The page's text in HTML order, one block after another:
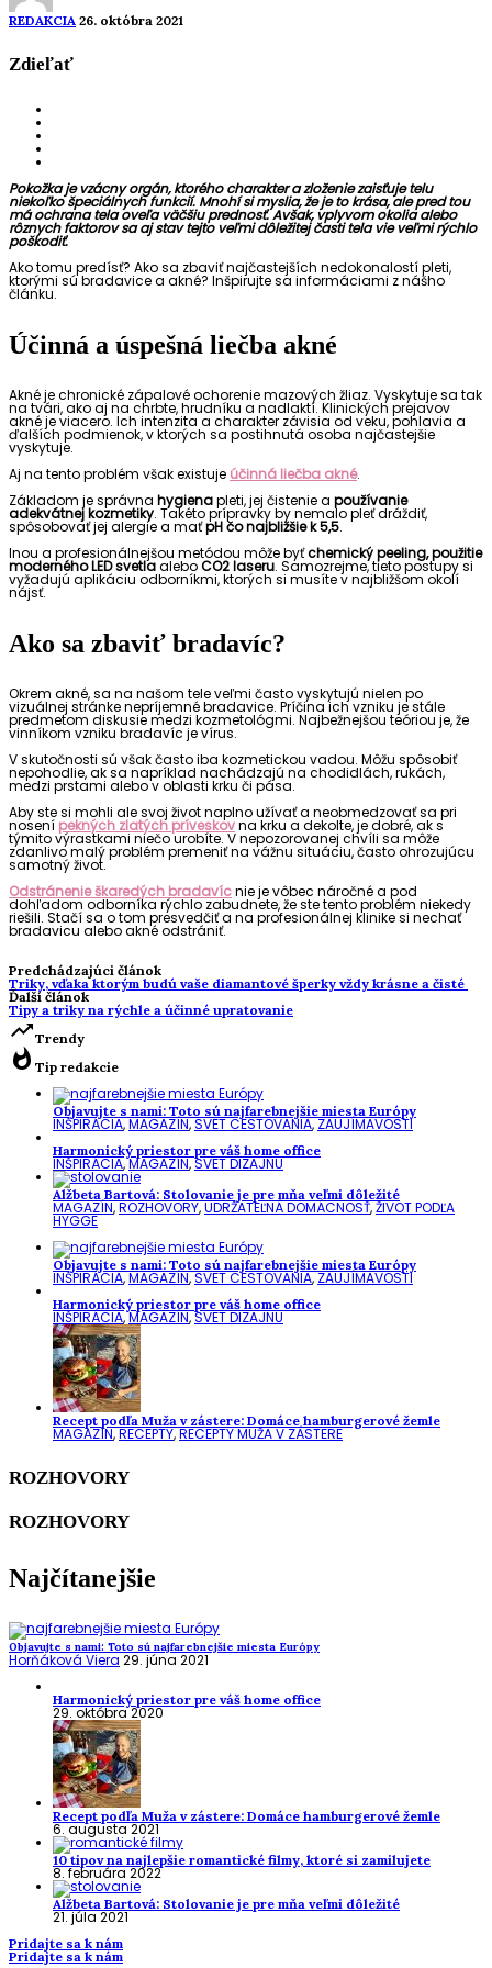
REDAKCIA 26. októbra 2021
Zdieľať
Pokožka je vzácny orgán, ktorého charakter a zloženie zaisťuje telu
niekoľko špeciálnych funkcií. Mnohí si myslia, že je to krása, ale pred tou
má ochrana tela oveľa väčšiu prednosť. Avšak, vplyvom okolia alebo
rôznych faktorov sa aj stav tejto veľmi dôležitej časti tela vie veľmi rýchlo
poškodiť.
Ako tomu predísť? Ako sa zbaviť najčastejších nedokonalostí pleti,
ktorými sú bradavice a akné? Inšpirujte sa informáciami z nášho
článku.
Účinná a úspešná liečba akné
Akné je chronické zápalové ochorenie mazových žliaz. Vyskytuje sa tak
na tvári, ako aj na chrbte, hrudníku a nadlaktí. Klinických prejavov
akné je viacero. Ich intenzita a charakter závisia od veku, pohlavia a
ďalších podmienok, v ktorých sa postihnutá osoba najčastejšie
vyskytuje.
Aj na tento problém však existuje účinná liečba akné.
Základom je správna hygienapleti, jej čistenie a používanie
adekvátnej kozmetiky. Takéto prípravky by nemalo pleť dráždiť,
spôsobovať jej alergie a maťpH čo najbližšie k 5,5.
Inou a profesionálnejšou metódou môže byťchemický peeling, použitie
moderného LED svetlaaleboCO2 laseru. Samozrejme, tieto postupy si
vyžadujú aplikáciu odborníkmi, ktorých si musíte v najbližšom okolí
nájsť.
Ako sa zbaviť bradavíc?
Okrem akné, sa na našom tele veľmi často vyskytujú nielen po
vizuálnej stránke nepríjemné bradavice. Príčina ich vzniku je stále
predmetom diskusie medzi kozmetológmi. Najbežnejšou teóriou je, že
vinníkom vzniku bradavíc je vírus.
V skutočnosti sú však často iba kozmetickou vadou. Môžu spôsobiť
nepohodlie, ak sa napríklad nachádzajú na chodidlách, rukách,
medzi prstami alebo v oblasti krku či pása.
Aby ste si mohli ale svoj život naplno užívať a neobmedzovať sa pri
nosení pekných zlatých príveskovna krku a dekolte, je dobré, ak s
týmito výrastkami niečo urobíte. V nepozorovanej chvíli sa môže
zdanlivo malý problém premeniť na vážnu situáciu, často ohrozujúcu
samotný život.
Odstránenie škaredých bradavícnie je vôbec náročné a pod
dohľadom odborníka rýchlo zabudnete, že ste tento problém niekedy
riešili. Stačí sa o tom presvedčiť a na profesionálnej klinike si nechať
bradavicu alebo akné odstrániť.
Predchádzajúci článok
Triky, vďaka ktorým budú vaše diamantové šperky vždy krásne a čisté
Ďalší článok
Tipy a triky na rýchle a účinné upratovanie
trending_upTrendy
whatshot Tip redakcie
Objavujte s nami: Toto sú najfarebnejšie miesta Európy
INŠPIRÁCIA,MAGAZÍN,SVET CESTOVANIA,ZAUJÍMAVOSTI
Harmonický priestor pre váš home office
INŠPIRÁCIA,MAGAZÍN,SVET DIZAJNU
Alžbeta Bartová: Stolovanie je pre mňa veľmi dôležité
MAGAZÍN,ROZHOVORY,UDRŽATEĽNÁ DOMÁCNOSŤ,ŽIVOT PODĽA
HYGGE
Objavujte s nami: Toto sú najfarebnejšie miesta Európy
INŠPIRÁCIA,MAGAZÍN,SVET CESTOVANIA,ZAUJÍMAVOSTI
Harmonický priestor pre váš home office
INŠPIRÁCIA,MAGAZÍN,SVET DIZAJNU
Recept podľa Muža v zástere: Domáce hamburgerové žemle
MAGAZÍN,RECEPTY,RECEPTY MUŽA V ZÁSTERE
ROZHOVORY
ROZHOVORY
Najčítanejšie
Objavujte s nami: Toto sú najfarebnejšie miesta Európy
Horňáková Viera 29. júna 2021
Harmonický priestor pre váš home office
29. októbra 2020
Recept podľa Muža v zástere: Domáce hamburgerové žemle
6. augusta 2021
10 tipov na najlepšie romantické filmy, ktoré si zamilujete
8. februára 2022
Alžbeta Bartová: Stolovanie je pre mňa veľmi dôležité
21. júla 2021
Pridajte sa k nám
Pridajte sa k nám